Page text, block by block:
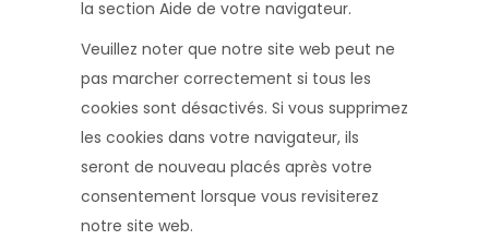
la section Aide de votre navigateur.
Veuillez noter que notre site web peut ne
pas marcher correctement si tous les
cookies sont désactivés. Si vous supprimez
les cookies dans votre navigateur, ils
seront de nouveau placés après votre
consentement lorsque vous revisiterez
notre site web.